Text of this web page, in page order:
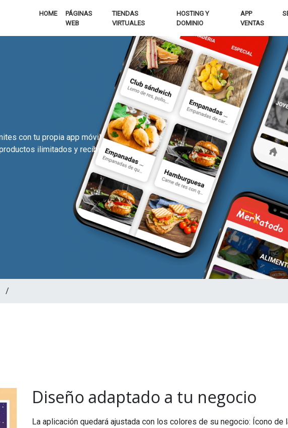
HOME
PÁGINAS
WEB
TIENDAS
VIRTUALES
HOSTING Y
DOMINIO
APP
VENTAS
con tu propia app móvil
ilimitados y recibir
/
Diseño adaptado a tu negocio
La aplicación quedará ajustada con los colores de su negocio: Ícono de